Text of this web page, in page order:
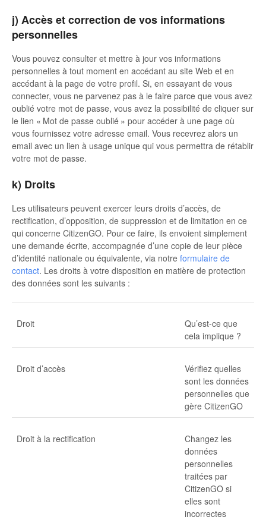
j) Accès et correction de vos informations
personnelles
Vous pouvez consulter et mettre à jour vos informations
personnelles à tout moment en accédant au site Web et en
accédant à la page de votre profil. Si, en essayant de vous
connecter, vous ne parvenez pas à le faire parce que vous avez
oublié votre mot de passe, vous avez la possibilité de cliquer sur
le lien « Mot de passe oublié » pour accéder à une page où
vous fournissez votre adresse email. Vous recevrez alors un
email avec un lien à usage unique qui vous permettra de rétablir
votre mot de passe.
k) Droits
Les utilisateurs peuvent exercer leurs droits d’accès, de
rectification, d’opposition, de suppression et de limitation en ce
qui concerne CitizenGO. Pour ce faire, ils envoient simplement
une demande écrite, accompagnée d’une copie de leur pièce
d’identité nationale ou équivalente, via notre formulaire de
contact. Les droits à votre disposition en matière de protection
des données sont les suivants :
Droit
Qu’est-ce que
cela implique ?
Droit d’accès
Vérifiez quelles
sont les données
personnelles que
gère CitizenGO
Droit à la rectification
Changez les
données
personnelles
traitées par
CitizenGO si
elles sont
incorrectes